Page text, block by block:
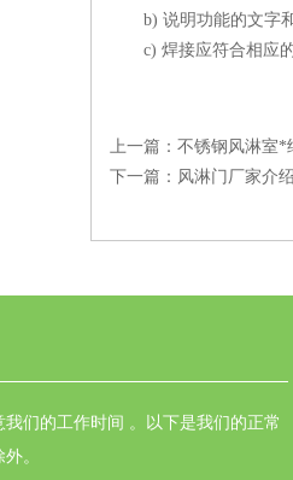
b) 说明功能的文字和
c) 焊接应符合相应的
上一篇： 不锈钢风淋室*
下一篇： 风淋门厂家介
们的工作时间 。以下是我们的正常
。